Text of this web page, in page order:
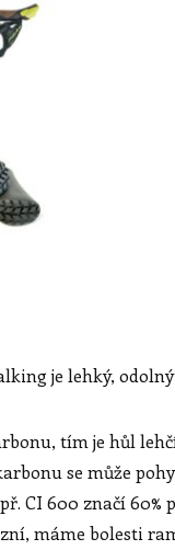
je lehký,
tím je hůl
se může
CI 600 značí
máme bolesti